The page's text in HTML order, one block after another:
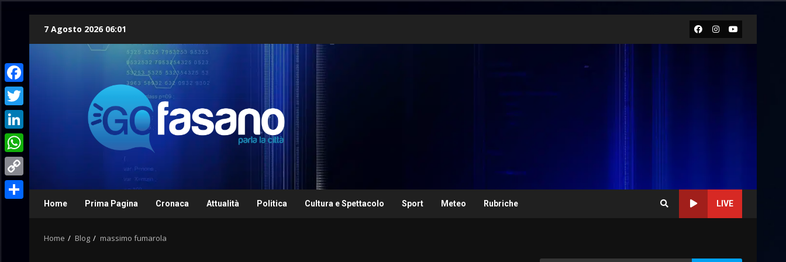
7 Agosto 2026 06:01 Facebook
Instagram
Youtube
Home Prima Pagina Cronaca Attualità Politica Cultura e Spettacolo Sport Meteo Rubriche LIVE
Home Blog massimo fumarola
Facebook
Twitter
LinkedIn
WhatsApp
Copy